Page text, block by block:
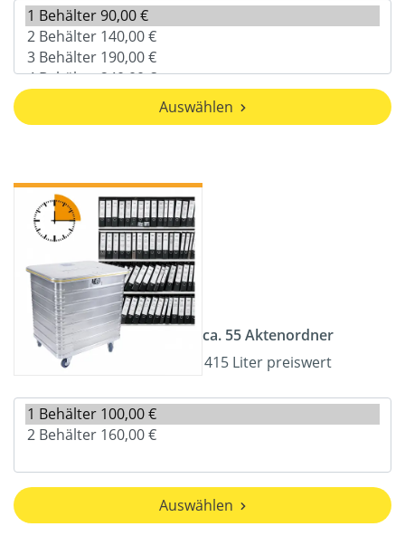
Auswählen
ca. 55 Aktenordner
415 Liter preiswert
Auswählen